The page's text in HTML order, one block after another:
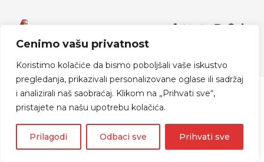
Cenimo vašu privatnost
Koristimo kolačiće da bismo poboljšali vaše iskustvo
pregledanja, prikazivali personalizovane oglase ili sadržaj
i analizirali naš saobraćaj. Klikom na „Prihvati sve“,
pristajete na našu upotrebu kolačića.
Prilagodi Odbaci sve Prihvati sve
© 2024 Indijanka Danka